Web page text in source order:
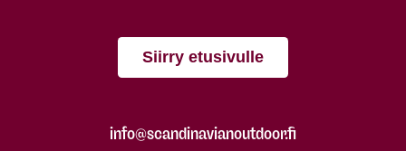
Siirry etusivulle
info@scandinavianoutdoor.fi